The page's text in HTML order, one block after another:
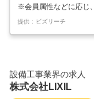
※会員属性などに応じ
が異なる場合があり
た、設備工事の現場マ
者を経験していただい
適正を鑑みプロジェ
（現場代理人や監理技
共に、施工品質…
提供：ビズリーチ
設備工事業界の求人
株式会社LIXIL